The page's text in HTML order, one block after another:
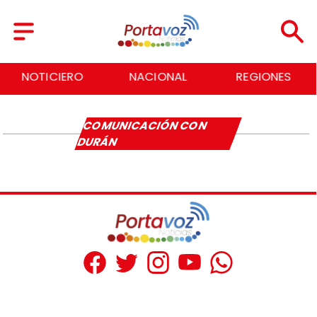
NOTICIERO NACIONAL REGIONES
COMUNICACIÓN CON
DURÁN